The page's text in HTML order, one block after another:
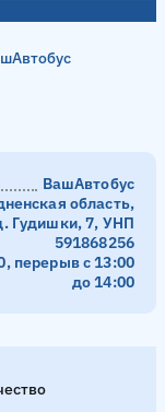
ВашАвтобус
область,
Гудишки, 7, УНП
591868256
перерыв с 13:00
до 14:00